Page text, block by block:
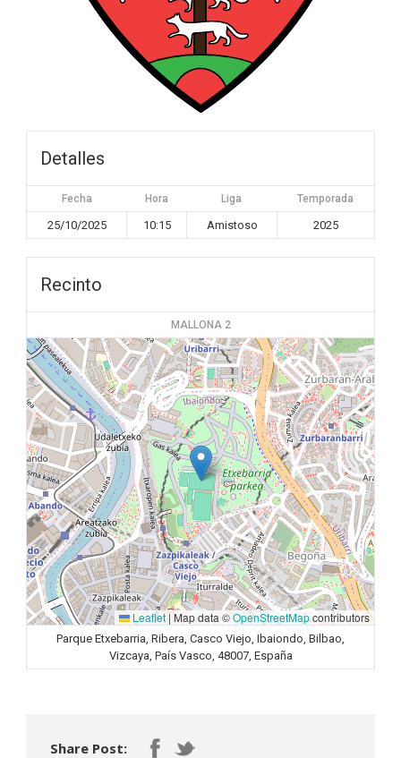
Detalles
Fecha Hora Liga Temporada
25/10/2025 10:15 Amistoso 2025
Recinto
MALLONA 2
Leaflet|Map data ©OpenStreetMapcontributors
Parque Etxebarria, Ribera, Casco Viejo, Ibaiondo, Bilbao,
Vizcaya, País Vasco, 48007, España
Share Post: